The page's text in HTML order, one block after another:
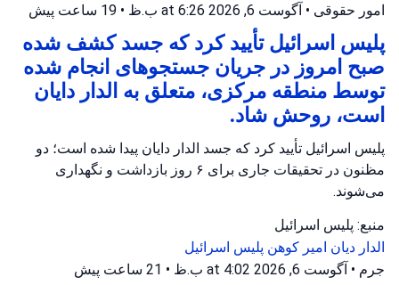
امور حقوقی • آگوست 6, 2026 at 6:26 ب.ظ • 19 ساعت پیش
پلیس اسرائیل تأیید کرد که جسد کشف شده
صبح امروز در جریان جستجوهای انجام شده
توسط منطقه مرکزی، متعلق به الدار دایان
است، روحش شاد.
پلیس اسرائیل تأیید کرد که جسد الدار دایان پیدا شده است؛ دو
مظنون در تحقیقات جاری برای ۶ روز بازداشت و نگهداری
می‌شوند.
منبع: پلیس اسرائیل
الدار دیان امیر کوهن پلیس اسرائیل
جرم • آگوست 6, 2026 at 4:02 ب.ظ • 21 ساعت پیش